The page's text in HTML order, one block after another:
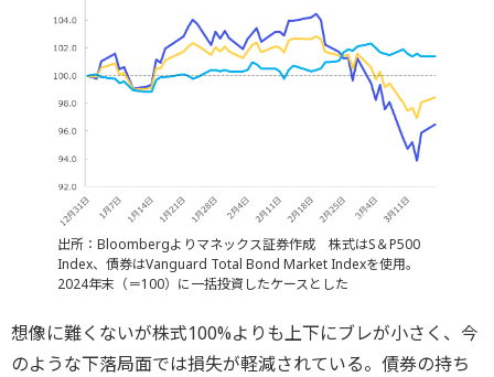
出所：Bloombergよりマネックス証券作成 株式はS＆P500
Index、債券はVanguard Total Bond Market Indexを使用。
2024年末（＝100）に一括投資したケースとした
想像に難くないが株式100%よりも上下にブレが小さく、今
のような下落局面では損失が軽減されている。債券の持ち